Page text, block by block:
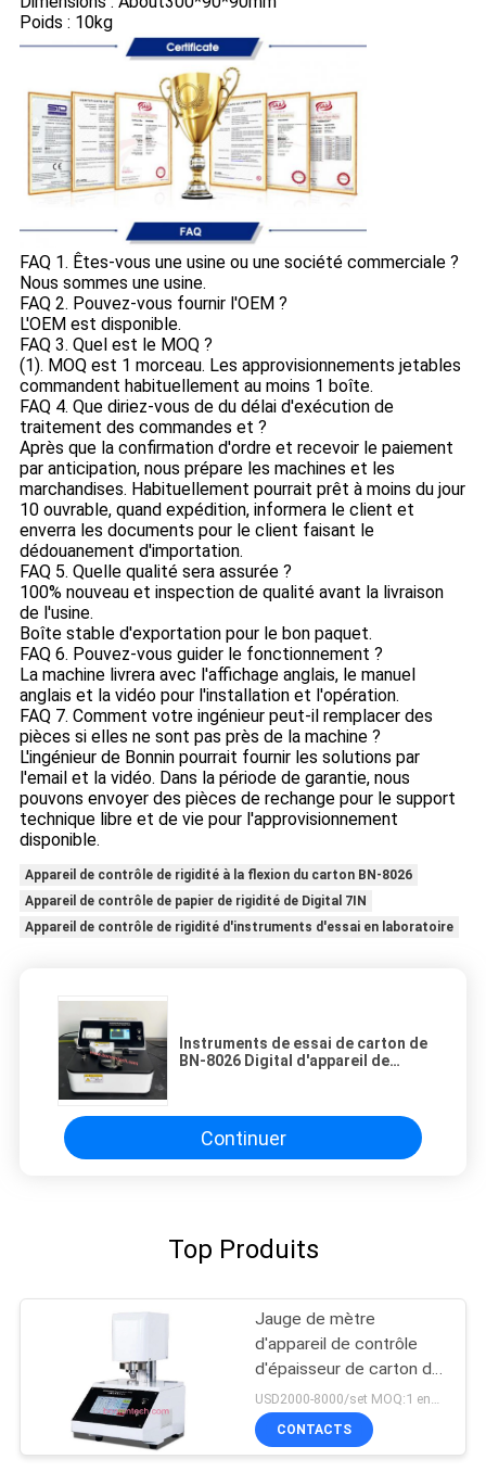
Poids : 10kg
FAQ 1. Êtes-vous une usine ou une société commerciale ?
Nous sommes une usine.
FAQ 2. Pouvez-vous fournir l'OEM ?
L'OEM est disponible.
FAQ 3. Quel est le MOQ ?
(1). MOQ est 1 morceau. Les approvisionnements jetables
commandent habituellement au moins 1 boîte.
FAQ 4. Que diriez-vous de du délai d'exécution de
traitement des commandes et ?
Après que la confirmation d'ordre et recevoir le paiement
par anticipation, nous prépare les machines et les
marchandises. Habituellement pourrait prêt à moins du jour
10 ouvrable, quand expédition, informera le client et
enverra les documents pour le client faisant le
dédouanement d'importation.
FAQ 5. Quelle qualité sera assurée ?
100% nouveau et inspection de qualité avant la livraison
de l'usine.
Boîte stable d'exportation pour le bon paquet.
FAQ 6. Pouvez-vous guider le fonctionnement ?
La machine livrera avec l'affichage anglais, le manuel
anglais et la vidéo pour l'installation et l'opération.
FAQ 7. Comment votre ingénieur peut-il remplacer des
pièces si elles ne sont pas près de la machine ?
L'ingénieur de Bonnin pourrait fournir les solutions par
l'email et la vidéo. Dans la période de garantie, nous
pouvons envoyer des pièces de rechange pour le support
technique libre et de vie pour l'approvisionnement
disponible.
Appareil de contrôle de rigidité à la flexion du carton BN-8026
Appareil de contrôle de papier de rigidité de Digital 7IN
Appareil de contrôle de rigidité d'instruments d'essai en laboratoire
Instruments de essai de carton de
BN-8026 Digital d'appareil de
Continuer
Top Produits
Jauge de mètre
d'appareil de contrôle
d'épaisseur de carton de
papier d'ISO534 ISO3034
CONTACTS